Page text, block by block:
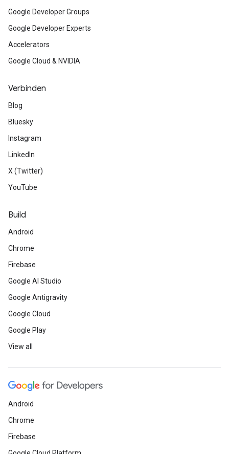
Google Developer Groups
Google Developer Experts
Accelerators
Google Cloud & NVIDIA
Verbinden
Blog
Bluesky
Instagram
LinkedIn
X (Twitter)
YouTube
Build
Android
Chrome
Firebase
Google AI Studio
Google Antigravity
Google Cloud
Google Play
View all
Android
Chrome
Firebase